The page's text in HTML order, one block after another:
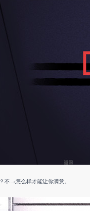
→怎么样才能让你满意。